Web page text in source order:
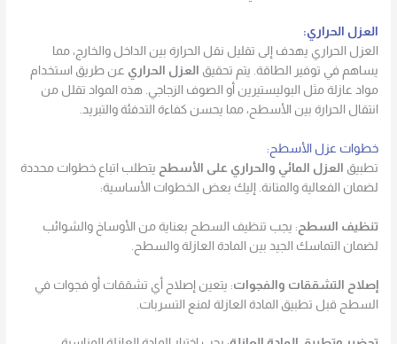
العزل الحراري:
العزل الحراري يهدف إلى تقليل نقل الحرارة بين الداخل والخارج، مما
يساهم في توفير الطاقة. يتم تحقيق
العزل الحراري عن طريق استخدام
مواد عازلة مثل البوليستيرين أو الصوف الزجاجي. هذه المواد تقلل من
انتقال الحرارة بين الأسطح، مما يحسن كفاءة التدفئة والتبريد.
خطوات عزل الأسطح:
تطبيق العزل المائي والحراري على الأسطح يتطلب اتباع خطوات محددة
لضمان الفعالية والمتانة. إليك بعض الخطوات الأساسية:
تنظيف السطح : يجب تنظيف السطح بعناية من الأوساخ والشوائب
لضمان التماسك الجيد بين المادة العازلة والسطح.
إصلاح التشققات والفجوات: يتعين إصلاح أي تشققات أو فجوات في
السطح قبل تطبيق المادة العازلة لمنع التسربات.